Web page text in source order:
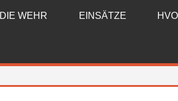
DIE WEHR EINSÄTZE HVO